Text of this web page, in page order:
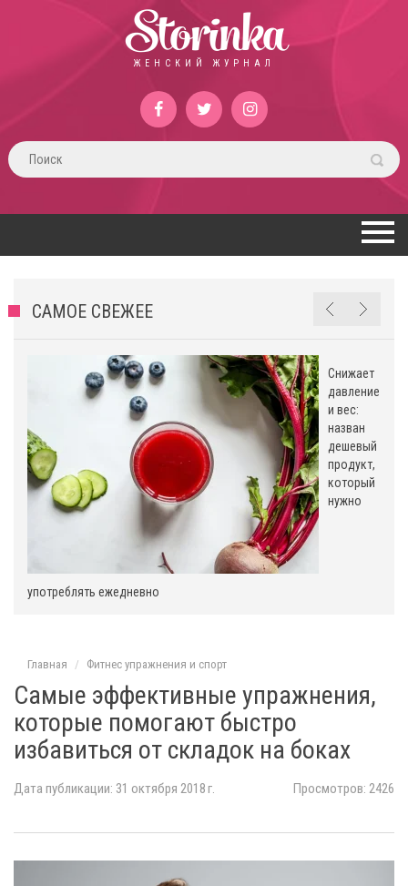
Storinka
ЖЕНСКИЙ ЖУРНАЛ
САМОЕ СВЕЖЕЕ
Снижает
давление
и вес:
назван
дешевый
продукт,
который
нужно
употреблять ежедневно
Главная Фитнес упражнения и спорт
Самые эффективные упражнения,
которые помогают быстро
избавиться от складок на боках
Дата публикации: 31 октября 2018 г. Просмотров: 2426